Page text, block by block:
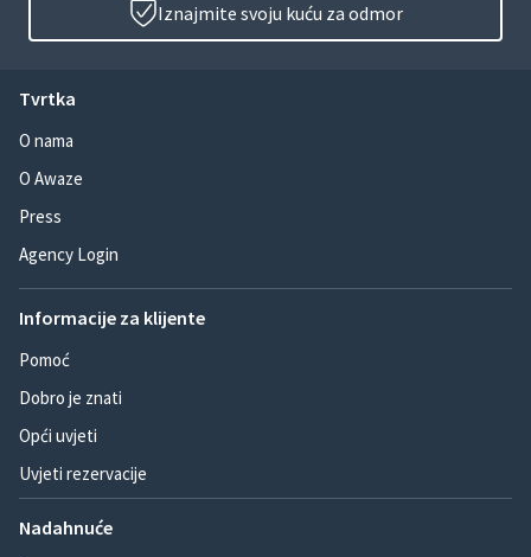
Iznajmite svoju kuću za odmor
Tvrtka
O nama
O Awaze
Press
Agency Login
Informacije za klijente
Pomoć
Dobro je znati
Opći uvjeti
Uvjeti rezervacije
Nadahnuće